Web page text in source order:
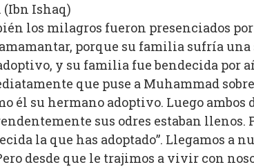
(Ibn Ishaq)
los milagros fueron presenciados
porque su familia sufría
y su familia fue bendecida por
que puse a Muhammad
él su hermano adoptivo. Luego
sus odres estaban
la que has adoptado”. Llegamos a
desde que le trajimos a vivir con